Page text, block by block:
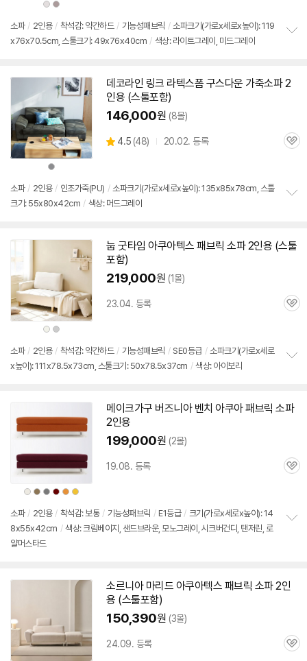
상
품
색
상
상
품
상
소파 / 2인용 / 착석감: 약간하드 / 기능성패브릭 / 소파크기(가로x세로x높이): 119
x76x70.5cm, 스툴크기: 49x76x40cm / 색상: 라이트그레이, 미드그레이
상
품
상
데코라인 링크 라텍스폼 구스다운 가죽소파2
인용 (스툴포함)
146,000원 (8몰)
별
4.5 (상
뷰
48) 20.02. 등록
관
소파 / 2인용 / 인조가죽(PU) / 소파크기(가로x세로x높이): 135x85x78cm, 스툴
크기: 55x80x42cm / 색상: 머드그레이
치
상
품
색
상
상
품
상
눕 굿타임 아쿠아텍스 패브릭 소파2인용 (스툴
포함)
219,000원 (1몰)
23.04. 등록
관
소파 / 2인용 / 착석감: 약간하드 / 기능성패브릭 / SE0등급 / 소파크기(가로x세로
x높이): 111x78.5x73cm, 스툴크기: 50x78.5x37cm / 색상: 아이보리
치
상
품
상
상
품
상
상
품
색
상
상
품
상
상
품
색
상
상
품
색
상
메이크가구 버즈니아 벤치 아쿠아 패브릭 소파
2인용
199,000원 (2몰)
19.08. 등록
관
소파 / 2인용 / 착석감: 보통 / 기능성패브릭 / E1등급 / 크기(가로x세로x높이): 14
8x55x42cm / 색상: 크림베이지, 샌드브라운, 모노그레이, 시크버건디, 탠저린, 로
얄머스타드
소르니아 마리드 아쿠아텍스 패브릭 소파2인
용 (스툴포함)
150,390원 (3몰)
24.09. 등록
관